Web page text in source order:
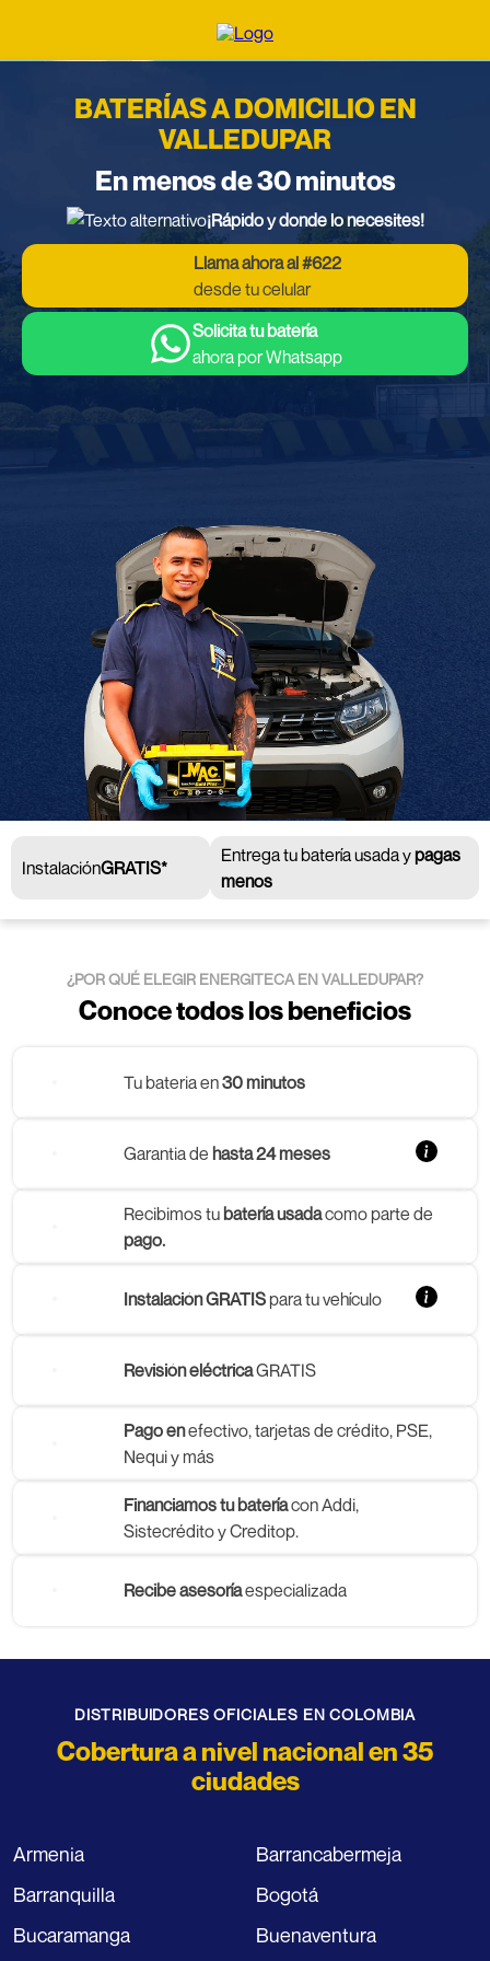
BATERÍAS A DOMICILIO EN
VALLEDUPAR
En menos de 30 minutos
¡Rápido y donde lo necesites!
Llama ahora al #622
desde tu celular
Solicita tu batería
ahora por Whatsapp
InstalaciónGRATIS*
Entrega tu batería usada ypagas
menos
¿POR QUÉ ELEGIR ENERGITECA EN VALLEDUPAR?
Conoce todos los beneficios
Tu bateria en30 minutos
Garantia de hasta 24 meses
Recibimos tubatería usadacomo parte de
pago.
Instalación GRATISpara tu vehículo
Revisión eléctricaGRATIS
Pago enefectivo, tarjetas de crédito, PSE,
Nequi y más
Financiamos tu bateríacon Addi,
Sistecrédito y Creditop.
Recibe asesoríaespecializada
DISTRIBUIDORES OFICIALES EN COLOMBIA
Cobertura a nivel nacional en 35
ciudades
Armenia
Barrancabermeja
Barranquilla
Bogotá
Bucaramanga
Buenaventura